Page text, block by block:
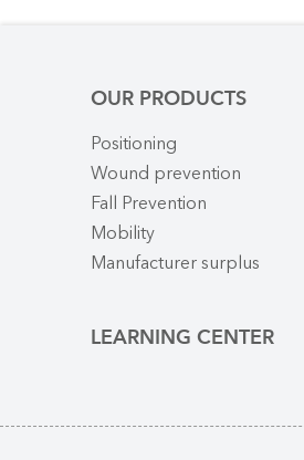
OUR PRODUCTS
Positioning
Wound prevention
Fall Prevention
Mobility
Manufacturer surplus
LEARNING CENTER